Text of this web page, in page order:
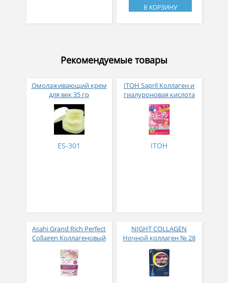
В КОРЗИНУ
Рекомендуемые товары
Омолаживающий крем
для век 35 гр
ES-301
ITOH Sapril Коллаген и
гиалуроновая кислота
со вкусом манго 30
стиков
ITOH
Asahi Grand Rich Perfect
Collagen Коллагеновый
плацентой и
изофлавонами сои 228
гр
NIGHT COLLAGEN
Ночной коллаген № 28